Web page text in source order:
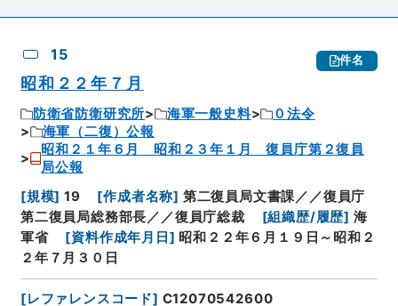
15 件名
昭和２２年７月
防衛省防衛研究所 海軍一般史料
０法令
海軍（二復）公報
昭和２１年６月 昭和２３年１月 復員庁第２復員
局公報
[規模] 19 [作成者名称] 第二復員局文書課／／復員庁
第二復員局総務部長／／復員庁総裁
[組織歴/履歴] 海
軍省
[資料作成年月日 ] 昭和２２年６月１９日～昭和２
２年７月３０日
[レファレンスコード] C12070542600